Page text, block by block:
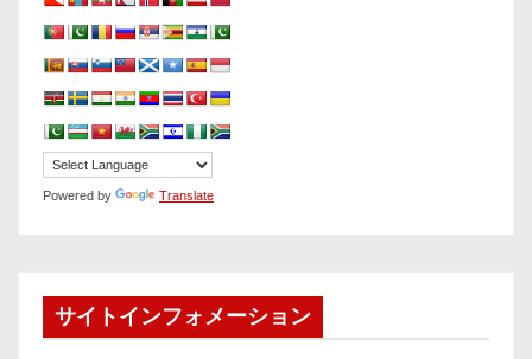
Powered by Translate
サイトインフォメーション